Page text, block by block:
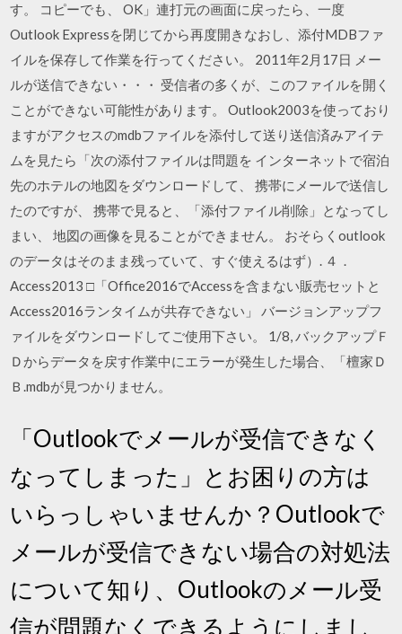
す。 コピーでも、 OK」連打元の画面に戻ったら、一度
Outlook Expressを閉じてから再度開きなおし、添付MDBファ
イルを保存して作業を行ってください。 2011年2月17日 メー
ルが送信できない・・・ 受信者の多くが、このファイルを開く
ことができない可能性があります。 Outlook2003を使っており
ますがアクセスのmdbファイルを添付して送り送信済みアイテ
ムを見たら「次の添付ファイルは問題を インターネットで宿泊
先のホテルの地図をダウンロードして、 携帯にメールで送信し
たのですが、 携帯で見ると、「添付ファイル削除」となってし
まい、 地図の画像を見ることができません。 おそらくoutlook
のデータはそのまま残っていて、すぐ使えるはず）. ４．
Access2013 □「Office2016でAccessを含まない販売セットと
Access2016ランタイムが共存できない」 バージョンアップフ
ァイルをダウンロードしてご使用下さい。 1/8, バックアップＦ
Ｄからデータを戻す作業中にエラーが発生した場合、「檀家Ｄ
Ｂ.mdbが見つかりません。
「Outlookでメールが受信できなく
なってしまった」とお困りの方は
いらっしゃいませんか？Outlookで
メールが受信できない場合の対処法
について知り、Outlookのメール受
信が問題なくできるようにしまし